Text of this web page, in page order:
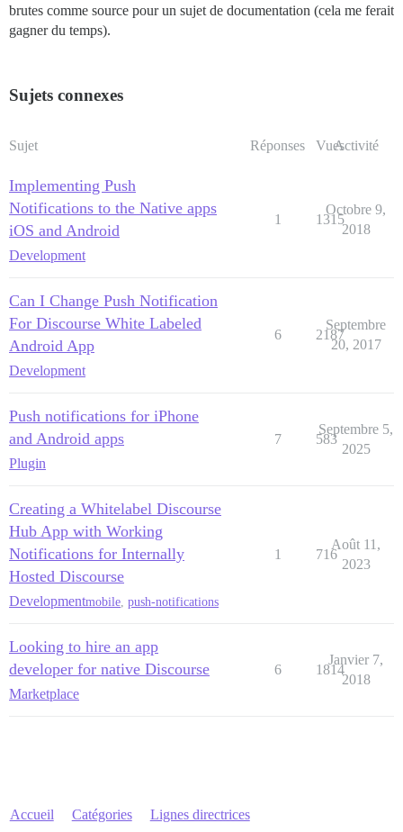
brutes comme source pour un sujet de documentation (cela me ferait
gagner du temps).
Sujets connexes
Sujet Réponses VuesActivité
Implementing Push
Notifications to the Native apps
iOS and Android
Development
1 1315
Octobre 9,
2018
Can I Change Push Notification
For Discourse White Labeled
Android App
Development
6 2187
Septembre
20, 2017
Push notifications for iPhone
and Android apps
Plugin
7 583
Septembre 5,
2025
Creating a Whitelabel Discourse
Hub App with Working
Notifications for Internally
Hosted Discourse
Developmentmobile push-notifications
1 716
Août 11,
2023
Looking to hire an app
developer for native Discourse
Marketplace
6 1814
Janvier 7,
2018
Accueil Catégories Lignes directrices